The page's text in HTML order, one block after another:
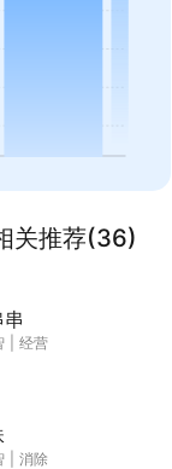
关推荐(36)
经营
消除